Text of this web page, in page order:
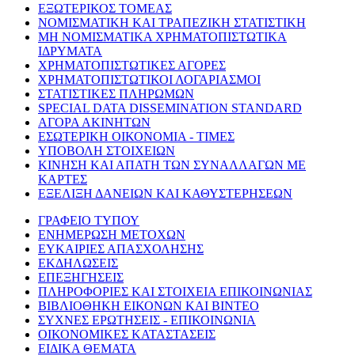
ΕΞΩΤΕΡΙΚΟΣ ΤΟΜΕΑΣ
ΝΟΜΙΣΜΑΤΙΚΗ ΚΑΙ ΤΡΑΠΕΖΙΚΗ ΣΤΑΤΙΣΤΙΚΗ
ΜΗ ΝΟΜΙΣΜΑΤΙΚΑ ΧΡΗΜΑΤΟΠΙΣΤΩΤΙΚΑ
ΙΔΡΥΜΑΤΑ
ΧΡΗΜΑΤΟΠΙΣΤΩΤΙΚΕΣ ΑΓΟΡΕΣ
ΧΡΗΜΑΤΟΠΙΣΤΩΤΙΚΟΙ ΛΟΓΑΡΙΑΣΜΟΙ
ΣΤΑΤΙΣΤΙΚΕΣ ΠΛΗΡΩΜΩΝ
SPECIAL DATA DISSEMINATION STANDARD
ΑΓΟΡΑ ΑΚΙΝΗΤΩΝ
ΕΣΩΤΕΡΙΚΗ ΟΙΚΟΝΟΜΙΑ - ΤΙΜΕΣ
ΥΠΟΒΟΛΗ ΣΤΟΙΧΕΙΩΝ
ΚΙΝΗΣΗ ΚΑΙ ΑΠΑΤΗ ΤΩΝ ΣΥΝΑΛΛΑΓΩΝ ΜΕ
ΚΑΡΤΕΣ
ΕΞΕΛΙΞΗ ΔΑΝΕΙΩΝ ΚΑΙ ΚΑΘΥΣΤΕΡΗΣΕΩΝ
ΓΡΑΦΕΙΟ ΤΥΠΟΥ
ΕΝΗΜΕΡΩΣΗ ΜΕΤΟΧΩΝ
ΕΥΚΑΙΡΙΕΣ ΑΠΑΣΧΟΛΗΣΗΣ
ΕΚΔΗΛΩΣΕΙΣ
ΕΠΕΞΗΓΗΣΕΙΣ
ΠΛΗΡΟΦΟΡΙΕΣ ΚΑΙ ΣΤΟΙΧΕΙΑ ΕΠΙΚΟΙΝΩΝΙΑΣ
ΒΙΒΛΙΟΘΗΚΗ ΕΙΚΟΝΩΝ ΚΑΙ ΒΙΝΤΕΟ
ΣΥΧΝΕΣ ΕΡΩΤΗΣΕΙΣ - ΕΠΙΚΟΙΝΩΝΙΑ
ΟΙΚΟΝΟΜΙΚΕΣ ΚΑΤΑΣΤΑΣΕΙΣ
ΕΙΔΙΚΑ ΘΕΜΑΤΑ